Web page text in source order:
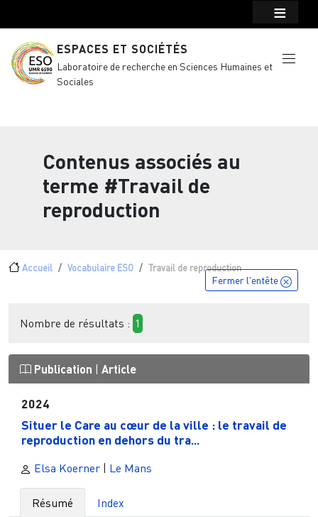
ESPACES ET SOCIÉTÉS
Laboratoire de recherche en Sciences Humaines et
Sociales
Contenus associés au
terme #Travail de
reproduction
Fil d'Ariane
Accueil Vocabulaire ESO Travail de reproduction
Fermer l'entête
Nombre de résultats : 1
Publication Article
2024
Situer le Care au cœur de la ville : le travail de
reproduction en dehors du tra...
Elsa Koerner | Le Mans
Résumé Index